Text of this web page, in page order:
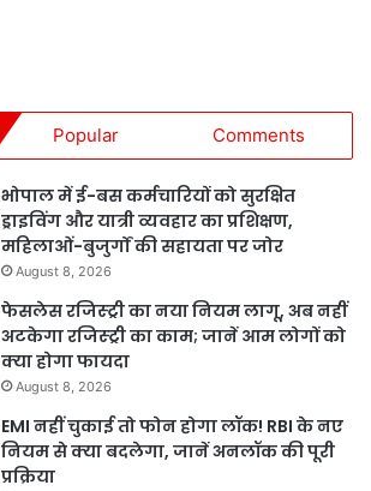
Popular Comments
भोपाल में ई-बस कर्मचारियों को सुरक्षित
ड्राइविंग और यात्री व्यवहार का प्रशिक्षण,
महिलाओं-बुजुर्गों की सहायता पर जोर
August 8, 2026
फेसलेस रजिस्ट्री का नया नियम लागू, अब नहीं
अटकेगा रजिस्ट्री का काम; जानें आम लोगों को
क्या होगा फायदा
August 8, 2026
EMI नहीं चुकाई तो फोन होगा लॉक! RBI के नए
नियम से क्या बदलेगा, जानें अनलॉक की पूरी
प्रक्रिया